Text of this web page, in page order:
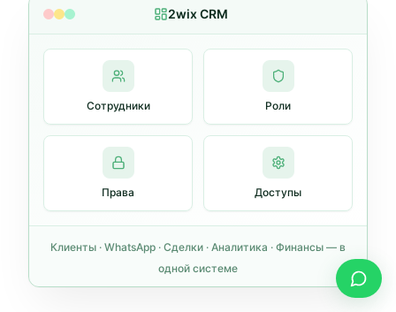
2wix CRM
Сотрудники Роли
Права Доступы
Клиенты · WhatsApp · Сделки · Аналитика · Финансы — в
одной системе